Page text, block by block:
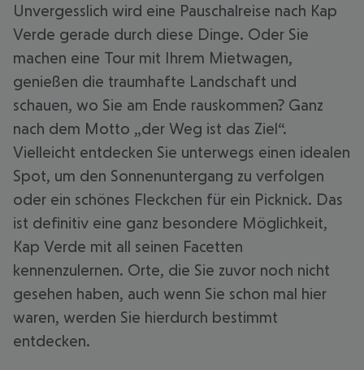
Unvergesslich wird eine Pauschalreise nach Kap
Verde gerade durch diese Dinge. Oder Sie
machen eine Tour mit Ihrem Mietwagen,
genießen die traumhafte Landschaft und
schauen, wo Sie am Ende rauskommen? Ganz
nach dem Motto „der Weg ist das Ziel“.
Vielleicht entdecken Sie unterwegs einen idealen
Spot, um den Sonnenuntergang zu verfolgen
oder ein schönes Fleckchen für ein Picknick. Das
ist definitiv eine ganz besondere Möglichkeit,
Kap Verde mit all seinen Facetten
kennenzulernen. Orte, die Sie zuvor noch nicht
gesehen haben, auch wenn Sie schon mal hier
waren, werden Sie hierdurch bestimmt
entdecken.